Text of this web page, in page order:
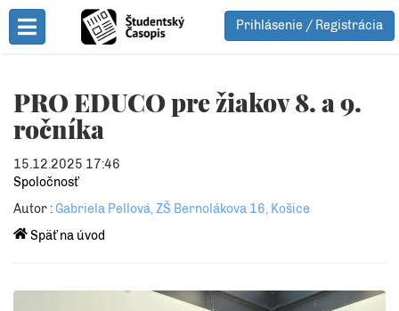
Toggle Menu
Prihlásenie / Registrácia
PRO EDUCO pre žiakov 8. a 9.
ročníka
15.12.2025 17:46
Spoločnosť
Autor : Gabriela Pellová, ZŠ Bernolákova 16, Košice
Späť na úvod